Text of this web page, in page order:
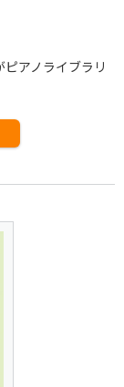
アノライブラリ